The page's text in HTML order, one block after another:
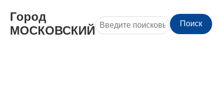
Город
МОСКОВСКИЙ
Поиск